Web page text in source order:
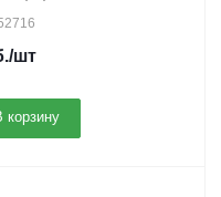
/шт
корзину